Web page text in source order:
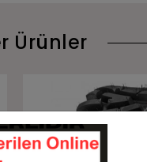
Ürünler